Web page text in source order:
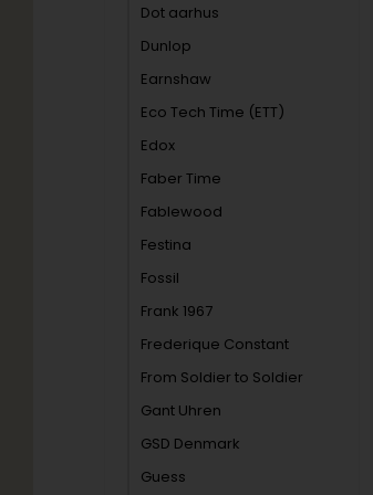
Dot aarhus
Dunlop
Earnshaw
Eco Tech Time (ETT)
Edox
Faber Time
Fablewood
Festina
Fossil
Frank 1967
Frederique Constant
From Soldier to Soldier
Gant Uhren
GSD Denmark
Guess